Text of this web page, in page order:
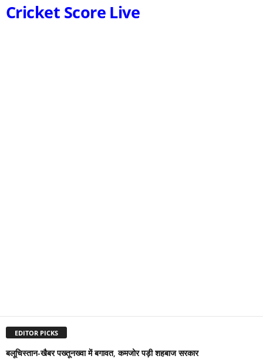
Cricket Score Live
EDITOR PICKS
बलूचिस्तान-खैबर पख्तूनख्वा में बगावत, कमजोर पड़ी शहबाज सरकार